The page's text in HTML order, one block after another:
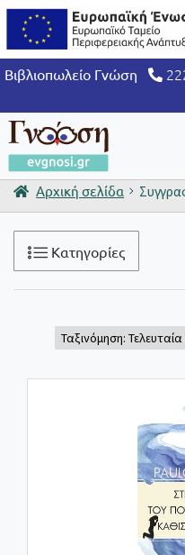
Βιβλιοπωλείο Γνώση
Είσοδος / Εγγραφή
Αρχική σελίδα
Κατηγορίες